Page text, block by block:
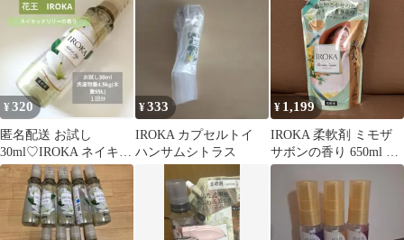
¥320
匿名配送 お試し
30ml♡IROKA ネイキッ
ドリリーの香り
¥333
IROKA カプセルトイ
ハンサムシトラス
¥ 1,199
IROKA 柔軟剤 ミモザ
サボンの香り 650ml 数
量限定